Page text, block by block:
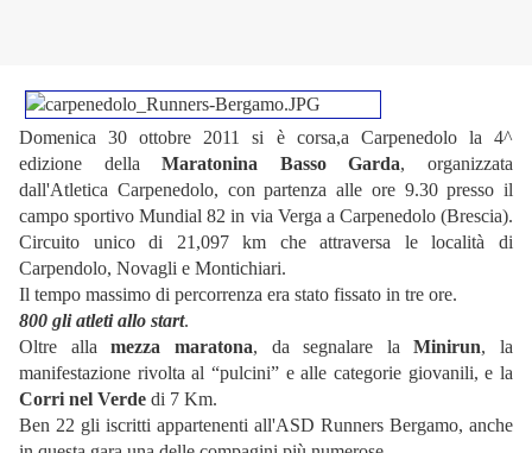
Domenica 30 ottobre 2011 si è corsa,a Carpenedolo la 4^
edizione dellaMaratonina Basso Garda, organizzata
dall'Atletica Carpenedolo, con partenza alle ore 9.30 presso il
campo sportivo Mundial 82 in via Verga a Carpenedolo (Brescia).
Circuito unico di 21,097 km che attraversa le località di
Carpendolo, Novagli e Montichiari.
Il tempo massimo di percorrenza era stato fissato in tre ore.
800 gli atleti allo start.
Oltre allamezza maratona, da segnalare laMinirun, la
manifestazione rivolta al “pulcini” e alle categorie giovanili, e la
Corri nel Verde di 7 Km.
Ben 22 gli iscritti appartenenti all'ASD Runners Bergamo, anche